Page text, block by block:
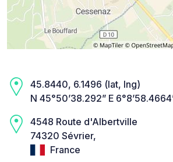
45.8440, 6.1496 (lat, lng)
N 45°50’38.292” E
4548 Route d'Albertville
74320 Sévrier,
France